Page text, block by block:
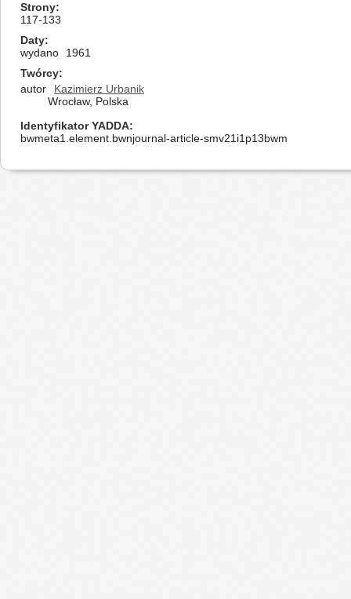
Strony
117-133
Daty
wydano
1961
Twórcy
autor
Kazimierz Urbanik
Wrocław, Polska
Identyfikator YADDA
bwmeta1.element.bwnjournal-article-smv21i1p13bwm